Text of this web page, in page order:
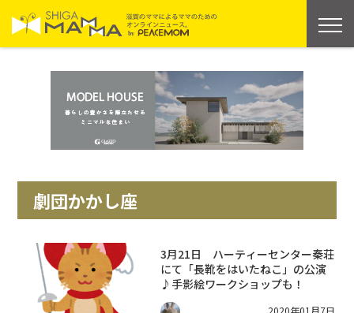
劇団かかし座
3月21日 ハーティーセンター秦荘
にて「長靴をはいたねこ」の公演
♪手影絵ワークショップも！
2020年01月7日